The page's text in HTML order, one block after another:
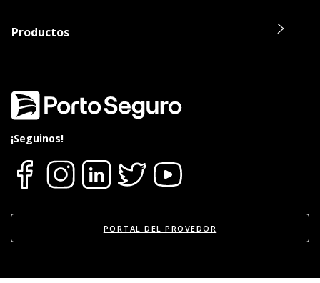
Productos
¡Seguinos!
PORTAL DEL PROVEDOR